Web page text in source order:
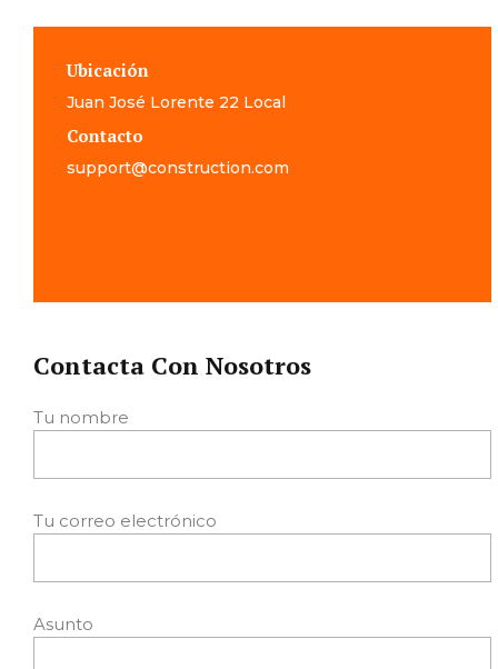
Ubicación
Juan José Lorente 22 Local
Contacto
support@construction.com
Contacta Con Nosotros
Tu nombre
Tu correo electrónico
Asunto